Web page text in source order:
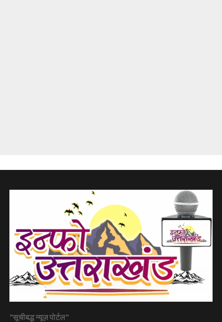
"सूचीबद्ध न्यूज़ पोर्टल"